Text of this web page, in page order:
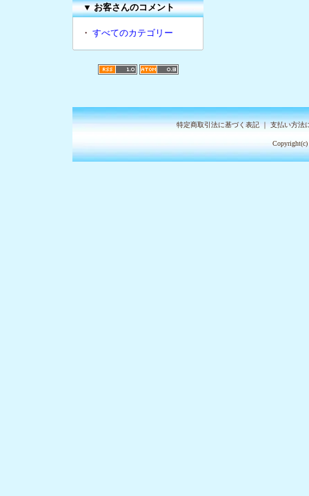
▼お客さんのコメント
・ すべてのカテゴリー
特定商取引法に基づく表記｜支払い方法